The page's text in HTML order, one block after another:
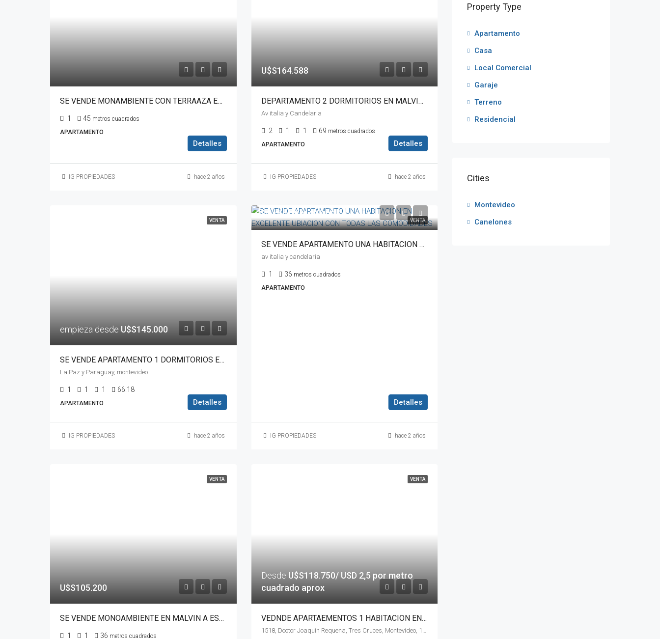
SE VENDE MONAMBIENTE CON TERRAAZA EN ESCELENTE UBICACION CORDON
1 45 metros cuadrados
APARTAMENTO
Detalles
IG PROPIEDADES hace 2 años
U$S164.588
DEPARTAMENTO 2 DORMITORIOS EN MALVIN EXCELENTE UBICACION EN HERMOSO EDIFICIO
Av italia y Candelaria
2 1 1 69 metros cuadrados
APARTAMENTO
Detalles
IG PROPIEDADES hace 2 años
VENTA
empieza desde U$S145.000
SE VENDE APARTAMENTO 1 DORMITORIOS EN EXCELENTE UBICACION ESPACIOSA CON TODAS LAS COMODIDADES
La Paz y Paraguay, montevideo
1 1 1 66.18
APARTAMENTO Detalles
IG PROPIEDADES hace 2 años
VENTA
DesdeU$S132.000
SE VENDE APARTAMENTO UNA HABITACION EN EXCELENTE UBIACION CON TODAS LAS COMODIDADES
av italia y candelaria
1 36 metros cuadrados
APARTAMENTO
Detalles
IG PROPIEDADES hace 2 años
VENTA
U$S105.200
SE VENDE MONOAMBIENTE EN MALVIN A ESTRENAR CON TERRAZA EXELENTE UBICACION
1 1 36 metros cuadrados
VENTA
Desde U$S118.750/ USD 2,5 por metro
cuadrado aprox
VEDNDE APARTAEMENTOS 1 HABITACION EN CORDON CON TERRAZA
1518, Doctor Joaquín Requena, Tres Cruces, Montevideo, 11601, Uruguay
Property Type
Apartamento
Casa
Local Comercial
Garaje
Terreno
Residencial
Cities
Montevideo
Canelones